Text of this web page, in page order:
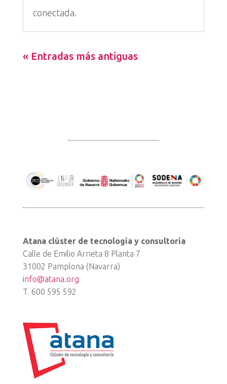
conectada.
« Entradas más antiguas
Atana clúster de tecnología y consultoría
Calle de Emilio Arrieta 8 Planta 7
31002 Pamplona (Navarra)
info@atana.org
T. 600 595 592